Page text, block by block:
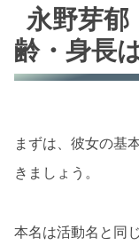
永野芽郁
齢・身長
まずは、彼女の基
きましょう。
本名は活動名と同